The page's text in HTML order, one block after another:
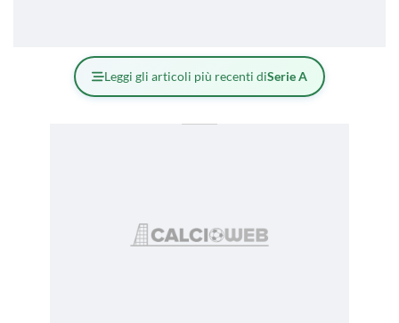
Leggi gli articoli più recenti diSerie A